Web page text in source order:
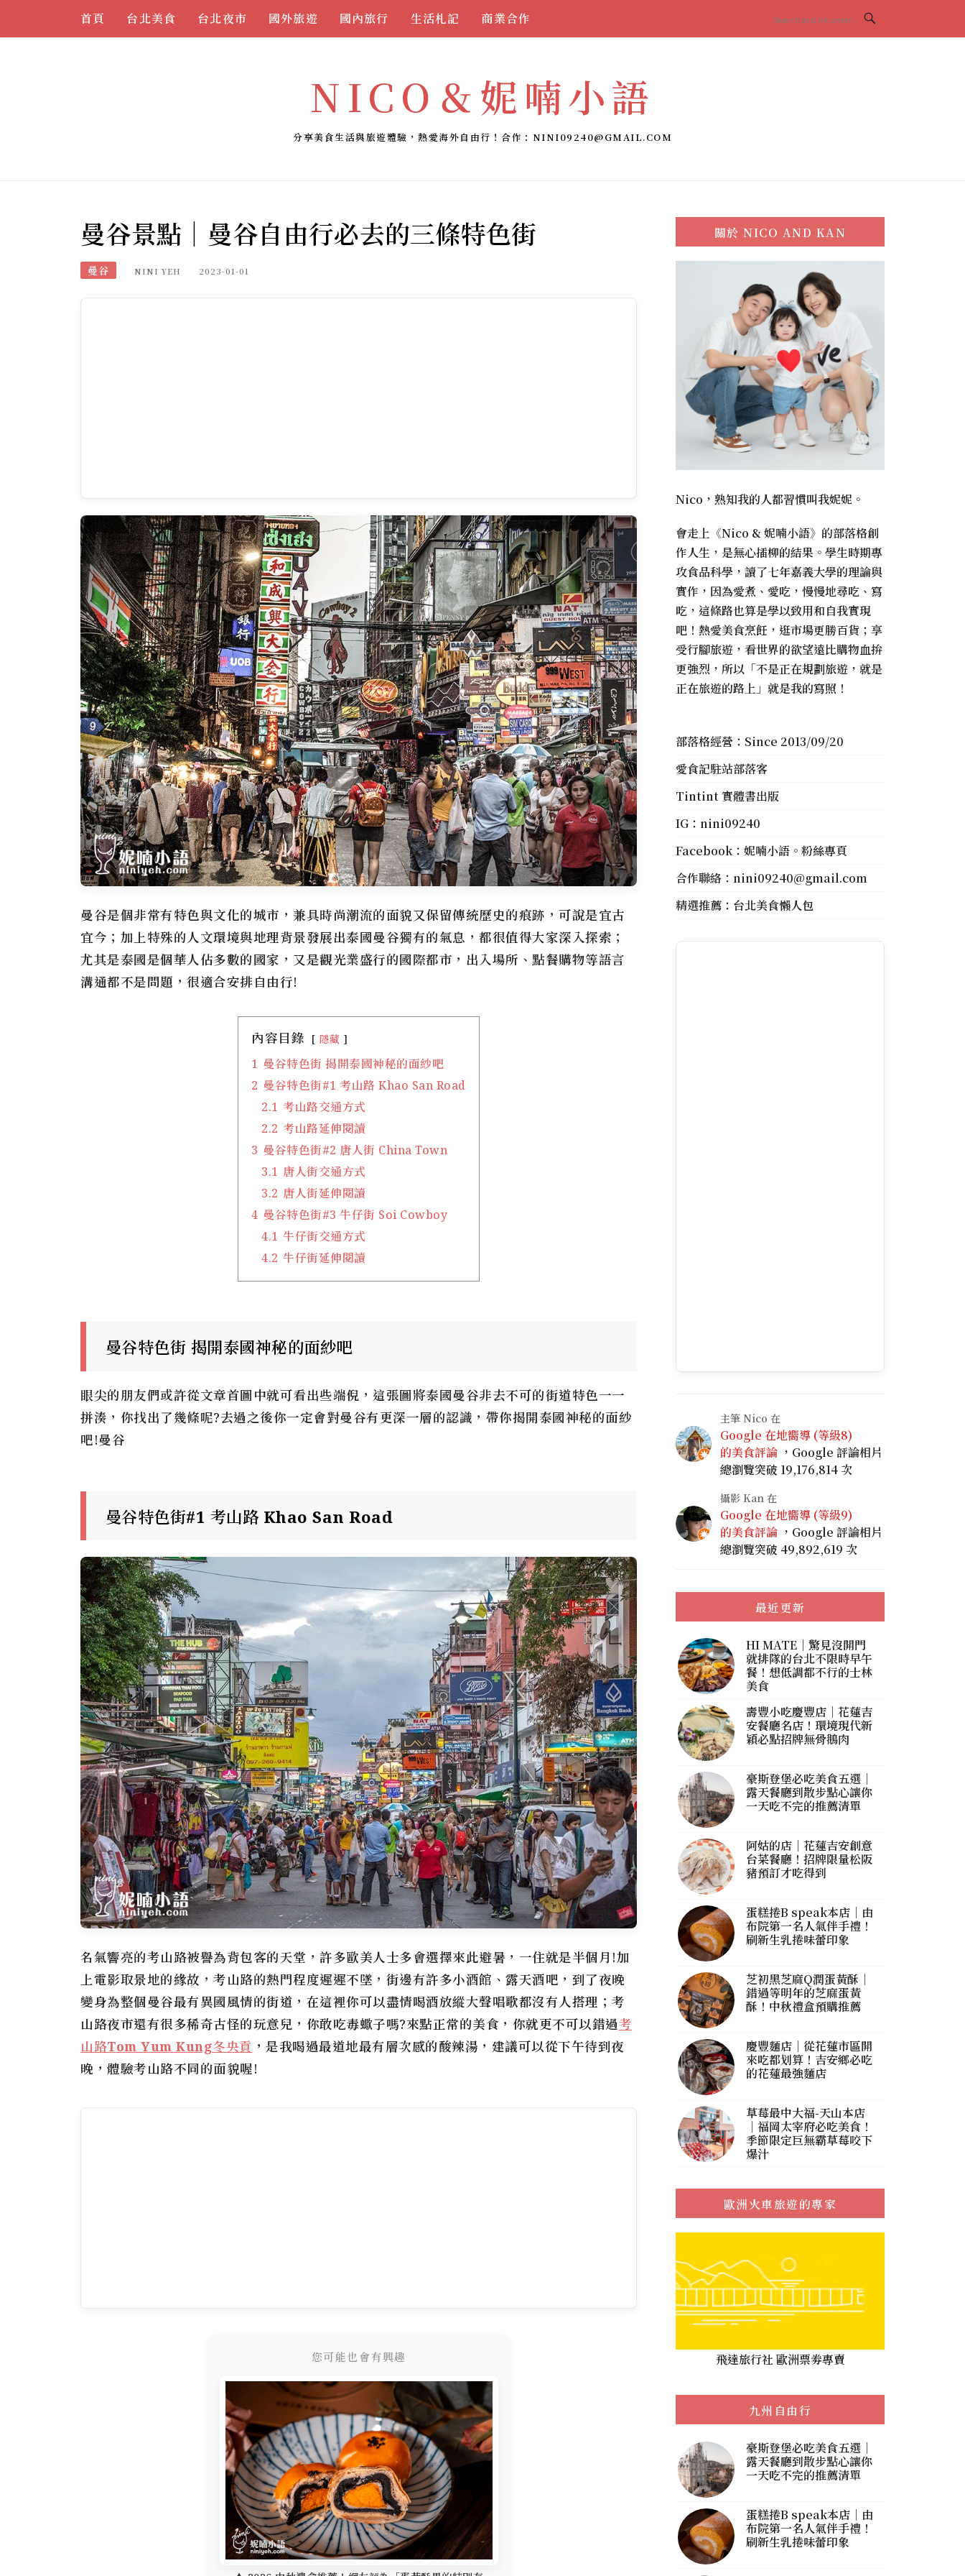
首頁 台北美食 台北夜市 國外旅遊 國內旅行 生活札記 商業合作
NICO＆妮喃小語
分享美食生活與旅遊體驗，熱愛海外自由行！合作： NINI09240@GMAIL.COM
曼谷景點｜曼谷自由行必去的三條特色街
曼谷 NINI YEH 2023-01-01
曼谷是個非常有特色與文化的城市，兼具時尚潮流的面貌又保留傳統歷史的痕跡，可說是宜古
宜今；加上特殊的人文環境與地理背景發展出泰國曼谷獨有的氣息，都很值得大家深入探索；
尤其是泰國是個華人佔多數的國家，又是觀光業盛行的國際都市，出入場所、點餐購物等語言
溝通都不是問題，很適合安排自由行!
內容目錄 隱藏
1 曼谷特色街 揭開泰國神秘的面紗吧
2 曼谷特色街#1 考山路 Khao San Road
2.1 考山路交通方式
2.2 考山路延伸閱讀
3 曼谷特色街#2 唐人街 China Town
3.1 唐人街交通方式
3.2 唐人街延伸閱讀
4 曼谷特色街#3 牛仔街 Soi Cowboy
4.1 牛仔街交通方式
4.2 牛仔街延伸閱讀
曼谷特色街 揭開泰國神秘的面紗吧
眼尖的朋友們或許從文章首圖中就可看出些端倪，這張圖將泰國曼谷非去不可的街道特色一一
拼湊，你找出了幾條呢?去過之後你一定會對曼谷有更深一層的認識，帶你揭開泰國神秘的面紗
吧!曼谷
曼谷特色街#1 考山路 Khao San Road
名氣響亮的考山路被譽為背包客的天堂，許多歐美人士多會選擇來此避暑，一住就是半個月!加
上電影取景地的緣故， 考山路的熱門程度遲遲不墜，街邊有許多小酒館、露天酒吧，到了夜晚
變身為整個曼谷最有異國風情的街道，在這裡你可以盡情喝酒放縱大聲唱歌都沒有人搭理； 考
山路夜市還有很多稀奇古怪的玩意兒，你敢吃毒蠍子嗎?來點正常的美食，你就更不可以錯過考
山路Tom Yum Kung冬央貢 ，是我喝過最道地最有層次感的酸辣湯，建議可以從下午待到夜
晚，體驗考山路不同的面貌喔!
您可能也會有興趣
關於NICO AND KAN
Nico，熟知我的人都習慣叫我妮妮。
會走上《Nico & 妮喃小語》的部落格創
作人生，是無心插柳的結果。學生時期專
攻食品科學，讀了七年嘉義大學的理論與
實作，因為愛煮、愛吃，慢慢地尋吃、寫
吃，這條路也算是學以致用和自我實現
吧！熱愛美食烹飪，逛市場更勝百貨；享
受行腳旅遊，看世界的欲望遠比購物血拚
更強烈，所以「不是正在規劃旅遊，就是
正在旅遊的路上」就是我的寫照！
部落格經營：Since 2013/09/20
愛食記駐站部落客
Tintint 實體書出版
IG：nini09240
Facebook：妮喃小語。粉絲專頁
合作聯絡：nini09240@gmail.com
精選推薦： 台北美食懶人包
主筆 Nico 在
Google 在地嚮導 (等級8)
的美食評論 ，Google 評論相片
總瀏覽突破 19,176,814 次
攝影 Kan 在
Google 在地嚮導 (等級9)
的美食評論 ，Google 評論相片
總瀏覽突破 49,892,619 次
最近更新
HI MATE｜驚見沒開門
就排隊的台北不限時早午
餐！想低調都不行的士林
美食
壽豐小吃慶豐店｜花蓮吉
安餐廳名店！環境現代新
穎必點招牌無骨鵝肉
豪斯登堡必吃美食五選｜
露天餐廳到散步點心讓你
一天吃不完的推薦清單
阿姑的店｜花蓮吉安創意
台菜餐廳！招牌限量松阪
豬預訂才吃得到
蛋糕捲B speak本店｜由
布院第一名人氣伴手禮！
刷新生乳捲味蕾印象
芝初黑芝麻Q潤蛋黃酥｜
錯過等明年的芝麻蛋黃
酥！中秋禮盒預購推薦
慶豐麵店｜從花蓮市區開
來吃都划算！吉安鄉必吃
的花蓮最強麵店
草莓最中大福-天山本店
｜福岡太宰府必吃美食！
季節限定巨無霸草莓咬下
爆汁
歐洲火車旅遊的專家
飛達旅行社 歐洲票劵專賣
九州自由行
豪斯登堡必吃美食五選｜
露天餐廳到散步點心讓你
一天吃不完的推薦清單
蛋糕捲B speak本店｜由
布院第一名人氣伴手禮！
刷新生乳捲味蕾印象